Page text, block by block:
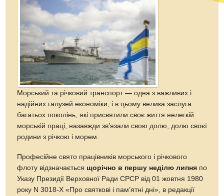
Морський та річковий транспорт — одна з важливих і
надійних галузей економіки, і в цьому велика заслуга
багатьох поколінь, які присвятили своє життя нелегкій
морській праці, назавжди зв’язали свою долю, долю своєї
родини з річкою і морем.
Професійне свято працівників морського і річкового
флоту відзначається щорічно в першу неділю липня по
Указу Президії Верховної Ради СРСР від 01 жовтня 1980
року N 3018-Х «Про святкові і пам’ятні дні», в редакції